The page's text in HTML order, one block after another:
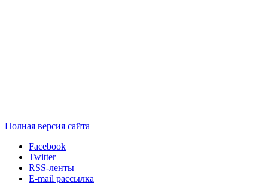
Полная версия сайта
Facebook
Twitter
RSS-ленты
E-mail рассылка